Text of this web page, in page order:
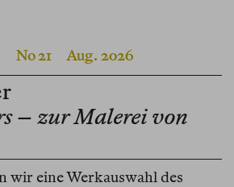
No 21 Aug. 2026
– zur Malerei von
wir eine Werkauswahl des